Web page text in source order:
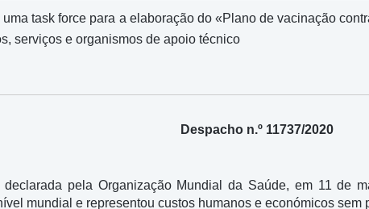
task force para a elaboração do «Plano de vacinação
serviços e organismos de apoio técnico
Despacho n.º 11737/2020
pela Organização Mundial da Saúde, em 11 de
mundial e representou custos humanos e económicos sem